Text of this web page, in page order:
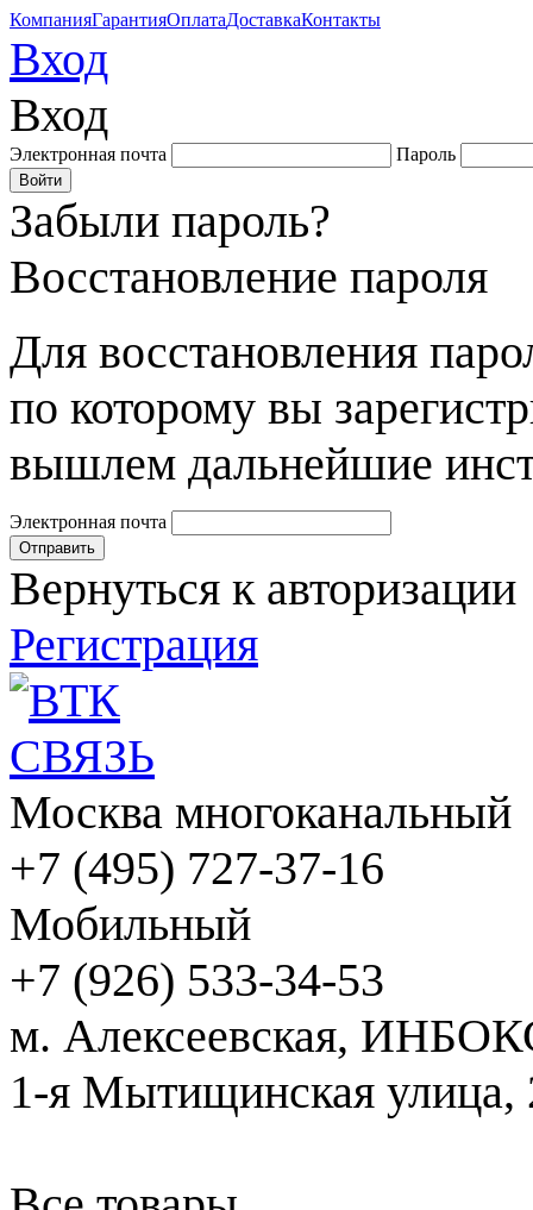
КомпанияГарантияОплатаДоставкаКонтакты
Вход
Вход
Электронная почта Пароль
Забыли пароль?
Восстановление пароля
Для восстановления
по которому вы
вышлем дальнейшие
Электронная почта
Вернуться к авторизации
Регистрация
Москва многоканальный
+7 (495) 727-37-16
Мобильный
+7 (926) 533-34-53
м. Алексеевская,
1-я Мытищинская улица,